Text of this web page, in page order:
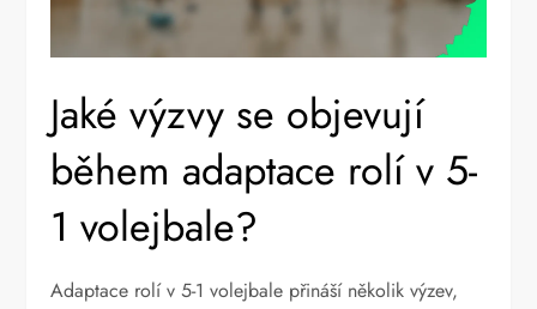
Jaké výzvy se objevují
během adaptace rolí v 5-
1 volejbale?
Adaptace rolí v 5-1 volejbale přináší několik výzev,